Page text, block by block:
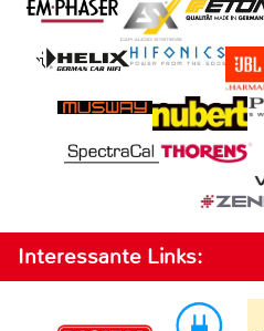
Interessante Links: